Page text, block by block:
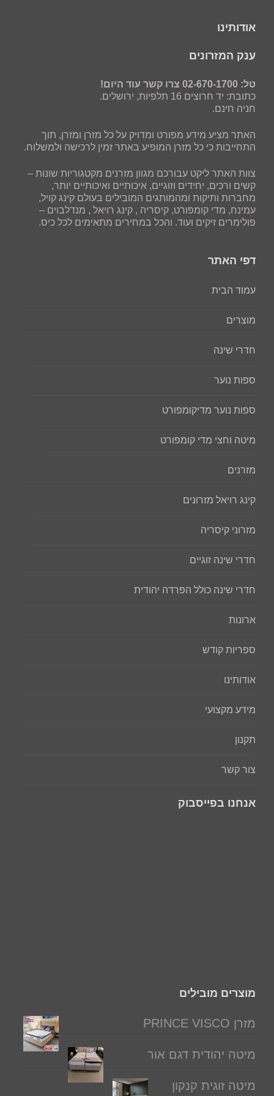
אודותינו
ענק המזרונים
טל: 02-670-1700 צרו קשר עוד היום!
כתובת: יד חרוצים 16 תלפיות, ירושלים.
חניה חינם.
האתר מציע מידע מפורט ומדויק על כל מזרן ומזרן, תוך
התחייבות כי כל מזרן המופיע באתר זמין לרכישה ולמשלוח.
צוות האתר ליקט עבורכם מגוון מזרנים מקטגוריות שונות –
קשים ורכים, יחידים וזוגיים, איכותיים ואיכותיים יותר,
מחברות ותיקות ומהמותגים המובילים בעולם קינג קויל,
עמינח, מדי קומפורט, קיסריה , קינג רויאל , מנדלבוים –
פולימרים זיקים ועוד. והכל במחירים מתאימים לכל כיס.
דפי האתר
עמוד הבית
מוצרים
חדרי שינה
ספות נוער
ספות נוער מדיקומפורט
מיטה וחצי מדי קומפורט
מזרנים
קינג רויאל מזרונים
מזרוני קיסריה
חדרי שינה זוגיים
חדרי שינה כולל הפרדה יהודית
ארונות
ספריות קודש
אודותינו
מידע מקצועי
תקנון
צור קשר
אנחנו בפייסבוק
מוצרים מובילים
מזרן PRINCE VISCO
מיטה יהודית דגם אור
מיטה זוגית קנקון